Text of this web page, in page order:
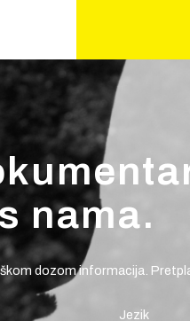
nama.
dozom informacija.
Jezik